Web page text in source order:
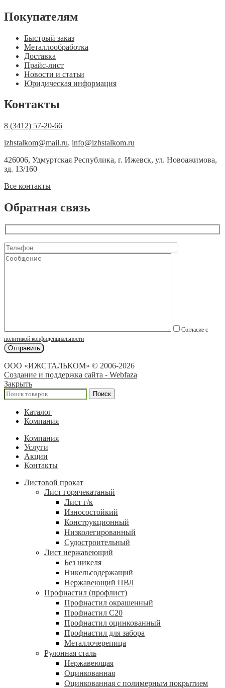
Покупателям
Быстрый заказ
Металлообработка
Доставка
Прайс-лист
Новости и статьи
Юридическая информация
Контакты
8 (3412) 57-20-66
izhstalkom@mail.ru, info@izhstalkom.ru
426006, Удмуртская Республика, г. Ижевск, ул. Новоажимова,
зд. 13/160
Все контакты
Обратная связь
Согласие с
политикой конфиденциальности
ООО «ИЖСТАЛЬКОМ» © 2006-2026
Создание и поддержка сайта - Webfaza
Закрыть
Поиск
Каталог
Компания
Компания
Услуги
Акции
Контакты
Листовой прокат
Лист горячекатаный
Лист г/к
Износостойкий
Конструкционный
Низколегированный
Судостроительный
Лист нержавеющий
Без никеля
Никельсодержащий
Нержавеющий ПВЛ
Профнастил (профлист)
Профнастил окрашенный
Профнастил С20
Профнастил оцинкованный
Профнастил для забора
Металлочерепица
Рулонная сталь
Нержавеющая
Оцинкованная
Оцинкованная с полимерным покрытием